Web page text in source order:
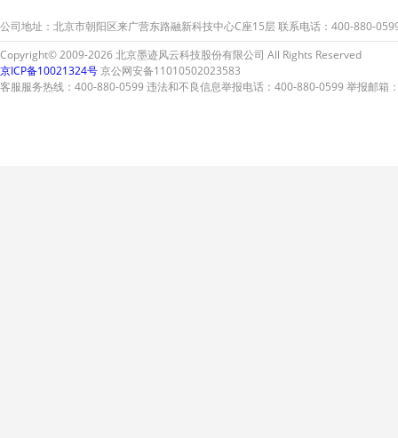
公司地址：北京市朝阳区来广营东路融新科技中心C座15层 联系电话：400-880-
Copyright© 2009-2026 北京墨迹风云科技股份有限公司 All Rights Reserved
京ICP备10021324号京公网安备11010502023583
客服服务热线：400-880-0599 违法和不良信息举报电话：400-880-0599 举报邮箱